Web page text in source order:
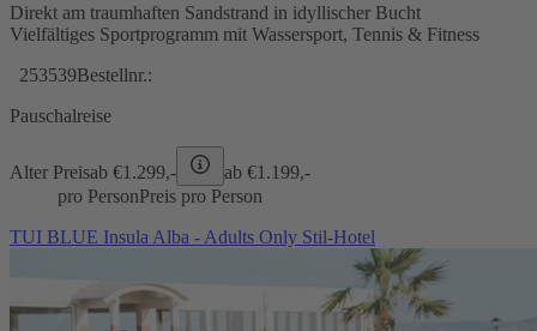
Direkt am traumhaften Sandstrand in idyllischer Bucht
Vielfältiges Sportprogramm mit Wassersport, Tennis & Fitness
253539Bestellnr.:
Pauschalreise
Alter Preisab €1.299,- ab €1.199,-
pro PersonPreis pro Person
TUI BLUE Insula Alba - Adults Only Stil-Hotel